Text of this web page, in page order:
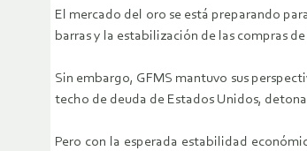
El mercado del oro se está preparando
barras y la estabilización de las compras
Sin embargo, GFMS mantuvo sus
techo de deuda de Estados Unidos,
Pero con la esperada estabilidad